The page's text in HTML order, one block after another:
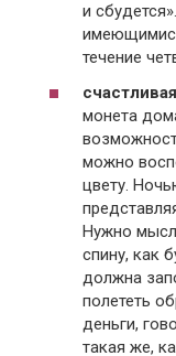
и
течение
монета
можно
цвету.
Нужно
спину, как
должна
полететь
деньги,
такая же,